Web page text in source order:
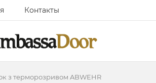
Контакты
з терморозривом ABWEHR